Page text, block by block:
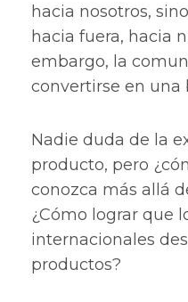
hacia nosotros,
hacia fuera, hacia
embargo, la
convertirse en una
Nadie duda de la
producto, pero
conozca más allá
¿Cómo lograr que
internacionales
productos?